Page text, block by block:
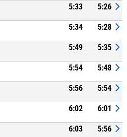
5:33 5:26
5:34 5:28
5:49 5:35
5:54 5:48
5:56 5:54
6:02 6:01
6:03 5:56